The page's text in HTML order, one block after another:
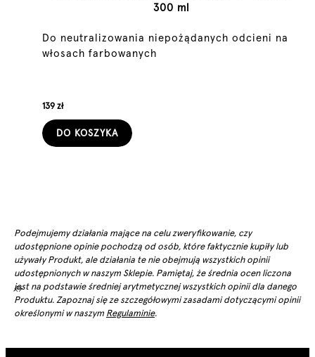
300 ml
Do neutralizowania niepożądanych odcieni na
włosach farbowanych
139 zł
DO KOSZYKA
Podejmujemy działania mające na celu zweryfikowanie, czy
udostępnione opinie pochodzą od osób, które faktycznie kupiły lub
używały Produkt, ale działania te nie obejmują wszystkich opinii
udostępnionych w naszym Sklepie. Pamiętaj, że średnia ocen liczona
jest na podstawie średniej arytmetycznej wszystkich opinii dla danego
Produktu. Zapoznaj się ze szczegółowymi zasadami dotyczącymi opinii
określonymi w naszym Regulaminie.